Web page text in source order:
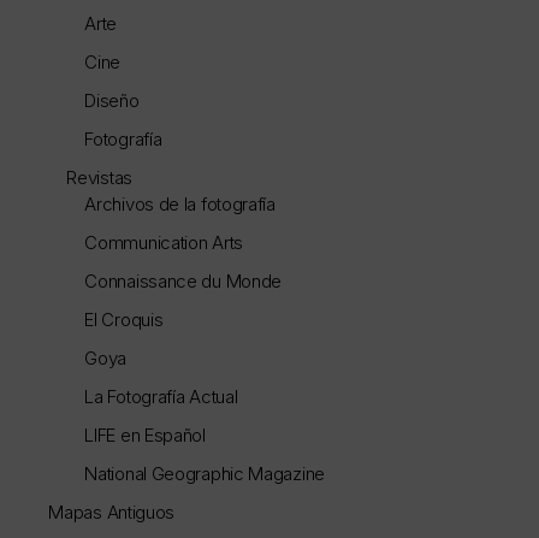
Arte
Cine
Diseño
Fotografía
Revistas
Archivos de la fotografía
Communication Arts
Connaissance du Monde
El Croquis
Goya
La Fotografía Actual
LIFE en Español
National Geographic Magazine
Mapas Antiguos